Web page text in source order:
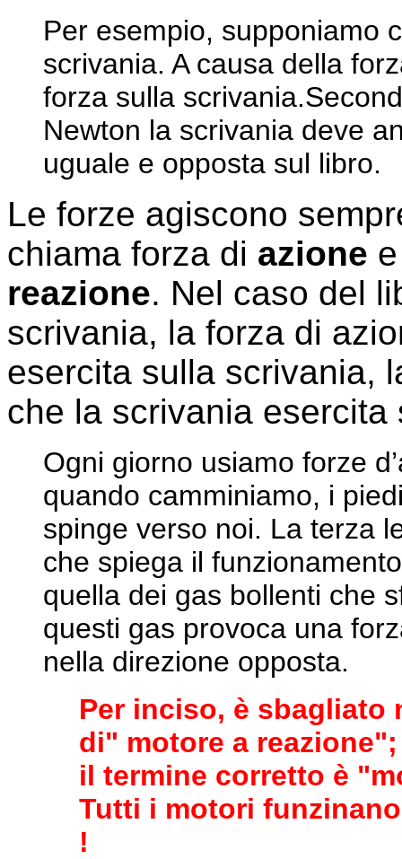
Per esempio, supponiamo
scrivania. A causa della
forza sulla
Newton la scrivania deve
uguale e opposta sul libro.
Le forze agiscono
chiama forza di azione
reazione. Nel caso del
scrivania, la forza di
esercita sulla scrivania,
che la scrivania esercita
Ogni giorno usiamo forze
quando camminiamo, i
spinge verso noi. La terza
che spiega il
quella dei gas bollenti che
questi gas provoca una
nella direzione opposta.
Per inciso, è sbagliato
di" motore a reazione";
il termine corretto è
Tutti i motori
!